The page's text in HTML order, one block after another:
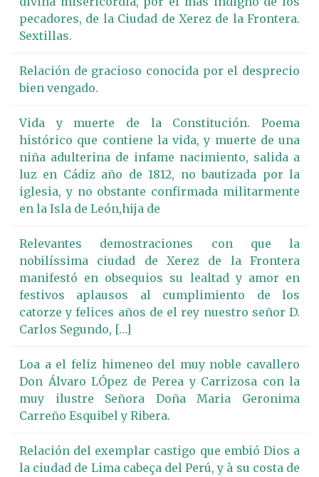
pecadores, de la Ciudad de Xerez de la Frontera.
Sextillas.
Relación de gracioso conocida por el desprecio
bien vengado.
Vida y muerte de la Constitución. Poema
histórico que contiene la vida, y muerte de una
niña adulterina de infame nacimiento, salida a
luz en Cádiz año de 1812, no bautizada por la
iglesia, y no obstante confirmada militarmente
en la Isla de León,hija de
Relevantes demostraciones con que la
nobilíssima ciudad de Xerez de la Frontera
manifestó en obsequios su lealtad y amor en
festivos aplausos al cumplimiento de los
catorze y felices años de el rey nuestro señor D.
Carlos Segundo, […]
Loa a el feliz himeneo del muy noble cavallero
Don Álvaro LÓpez de Perea y Carrizosa con la
muy ilustre Señora Doña Maria Geronima
Carreño Esquibel y Ribera.
Relación del exemplar castigo que embió Dios a
la ciudad de Lima cabeça del Perú, y à su costa de